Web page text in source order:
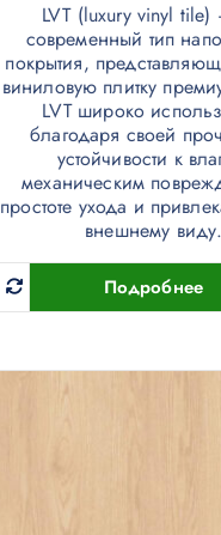
LVT (luxury vinyl tile)
современный тип
покрытия,
виниловую плитку
LVT широко
благодаря своей
устойчивости к
механическим
простоте ухода и
внешнему виду.
Подробнее